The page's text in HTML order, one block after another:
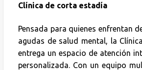
Clínica de corta estadía
Pensada para quienes enfrentan
agudas de salud mental, la
entrega un espacio de atención
personalizada. Con un equipo